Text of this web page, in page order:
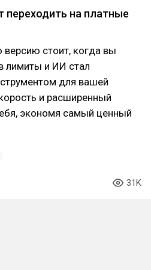
переходить на платные
версию стоит, когда вы
лимиты и ИИ стал
для вашей
и расширенный
экономя самый ценный
31K